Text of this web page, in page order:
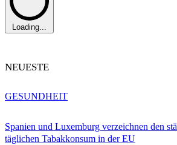
Loading...
NEUESTE
Spanien und Luxemburg verzeichnen den
täglichen Tabakkonsum in der EU
GESUNDHEIT